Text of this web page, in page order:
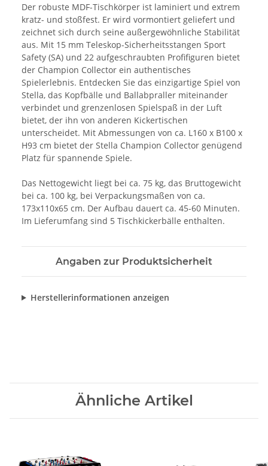
Der robuste MDF-Tischkörper ist laminiert und extrem
kratz- und stoßfest. Er wird vormontiert geliefert und
zeichnet sich durch seine außergewöhnliche Stabilität
aus. Mit 15 mm Teleskop-Sicherheitsstangen Sport
Safety (SA) und 22 aufgeschraubten Profifiguren bietet
der Champion Collector ein authentisches
Spielerlebnis. Entdecken Sie das einzigartige Spiel von
Stella, das Kopfbälle und Ballabpraller miteinander
verbindet und grenzenlosen Spielspaß in der Luft
bietet, der ihn von anderen Kickertischen
unterscheidet. Mit Abmessungen von ca. L160 x B100 x
H93 cm bietet der Stella Champion Collector genügend
Platz für spannende Spiele.
Das Nettogewicht liegt bei ca. 75 kg, das Bruttogewicht
bei ca. 100 kg, bei Verpackungsmaßen von ca.
173x110x65 cm. Der Aufbau dauert ca. 45-60 Minuten.
Im Lieferumfang sind 5 Tischkickerbälle enthalten.
Angaben zur Produktsicherheit
Herstellerinformationen anzeigen
Ähnliche Artikel